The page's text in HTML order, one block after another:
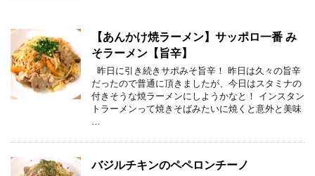
【あんかけ焼ラーメン】サッポロ一番 み
そラーメン【旨辛】
昨日に引き続きサポみそ旨辛！ 昨日は久々の旨辛
だったので普通に頂きましたが、今日はスタミナの
付きそうな焼ラーメンにしようかなと！ インスタン
トラーメンって焼きそばみたいに焼くと意外と美味
バジルチキンのペペロンチーノ